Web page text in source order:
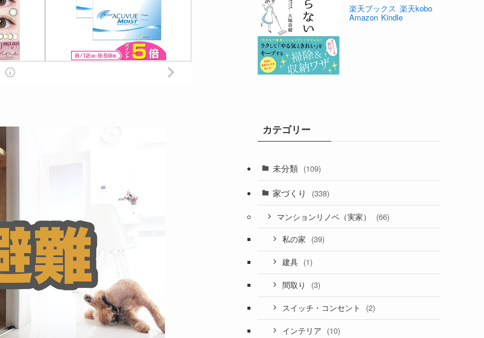
楽天ブックス 楽天kobo
Amazon Kindle
カテゴリー
未分類 (109)
家づくり (338)
マンションリノベ（実家） (66)
私の家 (39)
建具 (1)
間取り (3)
スイッチ・コンセント (2)
インテリア (10)